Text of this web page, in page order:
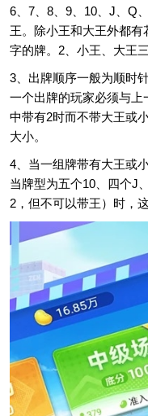
6、7、8、9、10、J、Q
王。除小王和大王外都
字的牌。2、小王、大王
3、出牌顺序一般为顺时
一个出牌的玩家必须与
中带有2时而不带大王或
大小。
4、当一组牌带有大王或
当牌型为五个10、四个J
2，但不可以带王）时，